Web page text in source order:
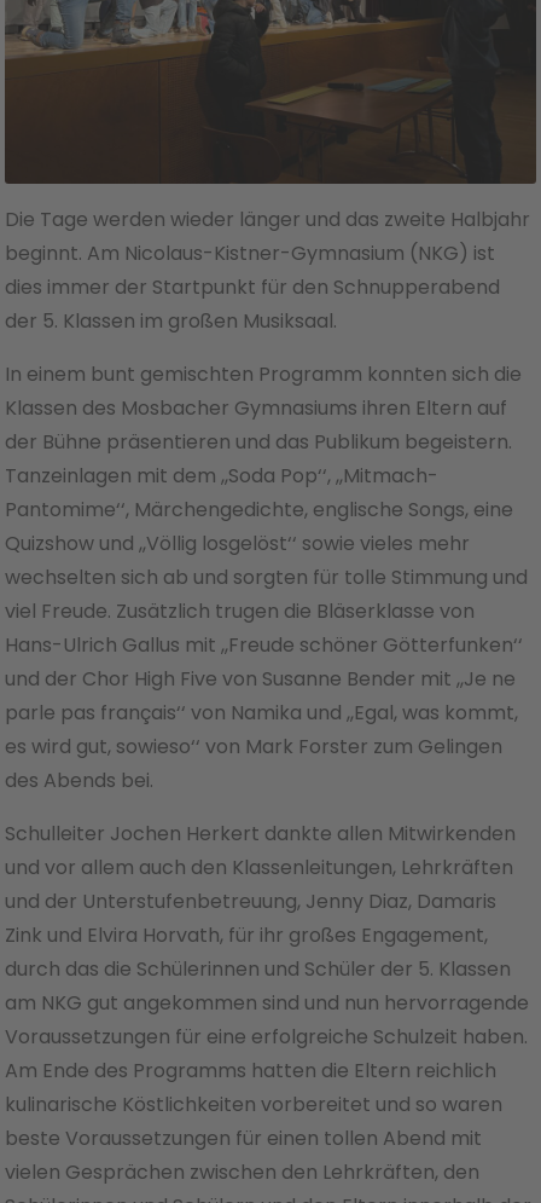
Die Tage werden wieder länger und das zweite Halbjahr
beginnt. Am Nicolaus-Kistner-Gymnasium (NKG) ist
dies immer der Startpunkt für den Schnupperabend
der 5. Klassen im großen Musiksaal.
In einem bunt gemischten Programm konnten sich die
Klassen des Mosbacher Gymnasiums ihren Eltern auf
der Bühne präsentieren und das Publikum begeistern.
Tanzeinlagen mit dem ,,Soda Pop‘‘, ,,Mitmach-
Pantomime‘‘, Märchengedichte, englische Songs, eine
Quizshow und ,,Völlig losgelöst‘‘ sowie vieles mehr
wechselten sich ab und sorgten für tolle Stimmung und
viel Freude. Zusätzlich trugen die Bläserklasse von
Hans-Ulrich Gallus mit ,,Freude schöner Götterfunken‘‘
und der Chor High Five von Susanne Bender mit ,,Je ne
parle pas français‘‘ von Namika und ,,Egal, was kommt,
es wird gut, sowieso‘‘ von Mark Forster zum Gelingen
des Abends bei.
Schulleiter Jochen Herkert dankte allen Mitwirkenden
und vor allem auch den Klassenleitungen, Lehrkräften
und der Unterstufenbetreuung, Jenny Diaz, Damaris
Zink und Elvira Horvath, für ihr großes Engagement,
durch das die Schülerinnen und Schüler der 5. Klassen
am NKG gut angekommen sind und nun hervorragende
Voraussetzungen für eine erfolgreiche Schulzeit haben.
Am Ende des Programms hatten die Eltern reichlich
kulinarische Köstlichkeiten vorbereitet und so waren
beste Voraussetzungen für einen tollen Abend mit
vielen Gesprächen zwischen den Lehrkräften, den